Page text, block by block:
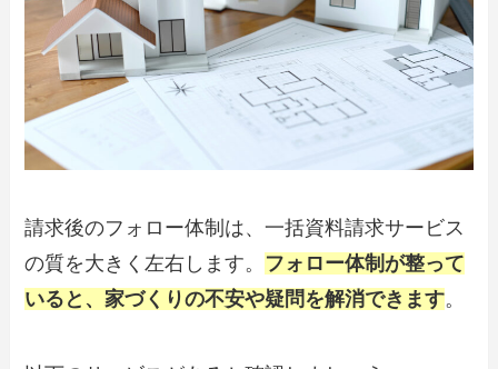
請求後のフォロー体制は、一括資料請求サービス
の質を大きく左右します。 フォロー体制が整って
いると、家づくりの不安や疑問を解消できます。